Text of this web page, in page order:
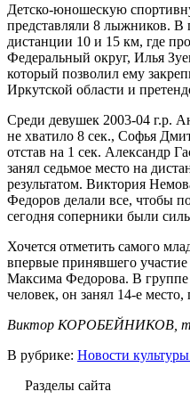
Детско-юношескую
представляли 8 лыжников. В
дистанции 10 и 15 км, где
Федеральный округ, Илья
который позволил ему
Иркутской области и
Среди девушек 2003-04 г.р.
не хватило 8 сек., Софья
отстав на 1 сек. Александр
занял седьмое место на
результатом. Виктория
Федоров делали все, чтобы
сегодня соперники были
Хочется отметить самого
впервые принявшего
Максима Федорова. В группе
человек, он занял 14-е
Виктор КОРОБЕЙНИКОВ,
В рубрике: Новости
Разделы сайта